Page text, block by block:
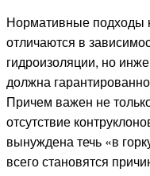
Нормативные подходы
отличаются в
гидроизоляции, но
должна
Причем важен не
отсутствие
вынуждена течь «в
всего становятся